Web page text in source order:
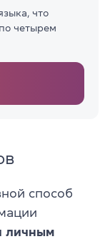
что
четырем
способ
личным